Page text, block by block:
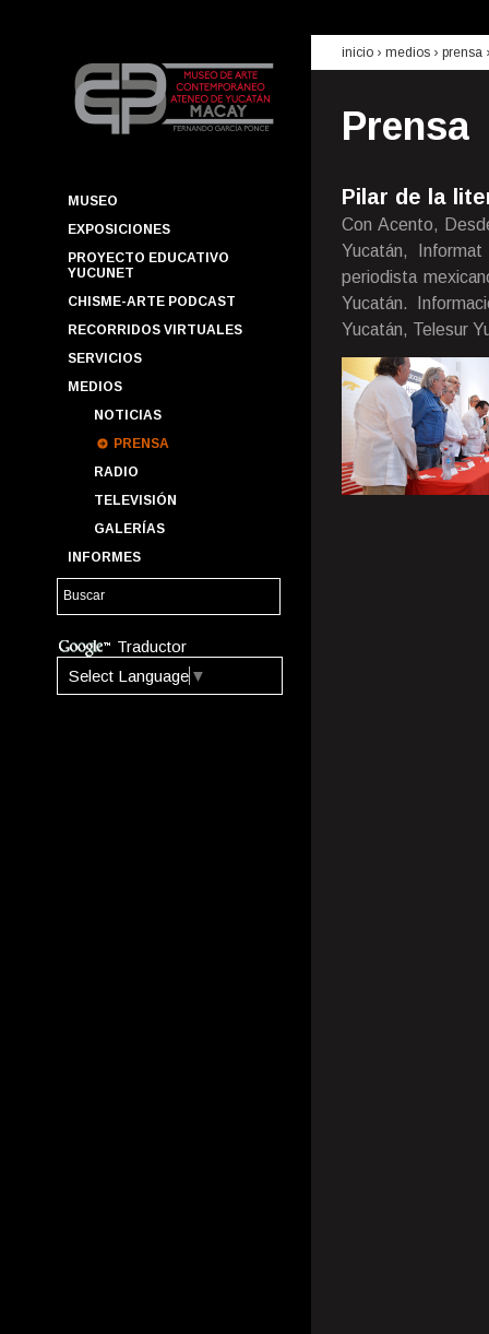
MUSEO
EXPOSICIONES
PROYECTO EDUCATIVO
YUCUNET
CHISME-ARTE PODCAST
RECORRIDOS VIRTUALES
SERVICIOS
MEDIOS
NOTICIAS
PRENSA
RADIO
TELEVISIÓN
GALERÍAS
INFORMES
Traductor
Select Language ▼
inicio › medios › prensa
Prensa
Pilar de la
Con Acento,
Yucatán,
periodista
Yucatán.
Yucatán, Telesur